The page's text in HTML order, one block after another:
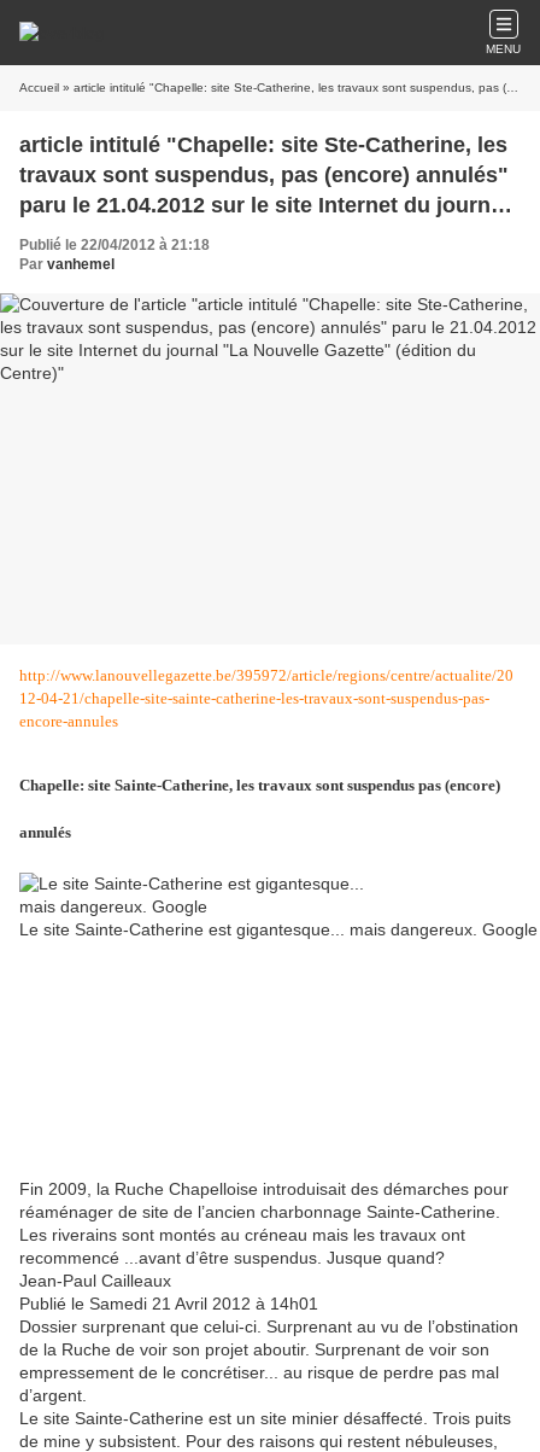
MENU
Accueil » article intitulé "Chapelle: site Ste-Catherine, les travaux sont suspendus, pas (encore) annulés" paru le 21.04.2012 sur le site Internet du journal "La Nouvelle Gazette" (édition du Centre)
article intitulé "Chapelle: site Ste-Catherine, les
travaux sont suspendus, pas (encore) annulés"
paru le 21.04.2012 sur le site Internet du journal
"La Nouvelle Gazette" (édition du Centre)
Publié le 22/04/2012 à 21:18
Par vanhemel
http://www.lanouvellegazette.be/395972/article/regions/centre/actualite/20
12-04-21/chapelle-site-sainte-catherine-les-travaux-sont-suspendus-pas-
encore-annules
Chapelle: site Sainte-Catherine, les travaux sont suspendus pas (encore)
annulés
Le site Sainte-Catherine est gigantesque... mais dangereux. Google
Fin 2009, la Ruche Chapelloise introduisait des démarches pour
réaménager de site de l’ancien charbonnage Sainte-Catherine.
Les riverains sont montés au créneau mais les travaux ont
recommencé ...avant d’être suspendus. Jusque quand?
Jean-Paul Cailleaux
Publié le Samedi 21 Avril 2012 à 14h01
Dossier surprenant que celui-ci. Surprenant au vu de l’obstination
de la Ruche de voir son projet aboutir. Surprenant de voir son
empressement de le concrétiser... au risque de perdre pas mal
d’argent.
Le site Sainte-Catherine est un site minier désaffecté. Trois puits
de mine y subsistent. Pour des raisons qui restent nébuleuses,